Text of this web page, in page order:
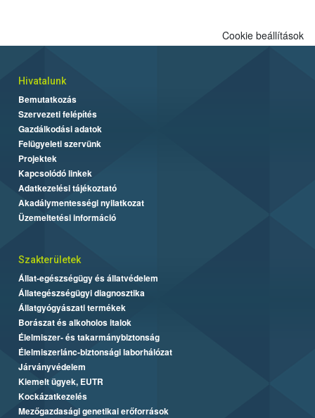
Cookie beállítások
Hivatalunk
Bemutatkozás
Szervezeti felépítés
Gazdálkodási adatok
Felügyeleti szervünk
Projektek
Kapcsolódó linkek
Adatkezelési tájékoztató
Akadálymentességi nyilatkozat
Üzemeltetési információ
Szakterületek
Állat-egészségügy és állatvédelem
Állategészségügyi diagnosztika
Állatgyógyászati termékek
Borászat és alkoholos italok
Élelmiszer- és takarmánybiztonság
Élelmiszerlánc-biztonsági laborhálózat
Járványvédelem
Kiemelt ügyek, EUTR
Kockázatkezelés
Mezőgazdasági genetikai erőforrások